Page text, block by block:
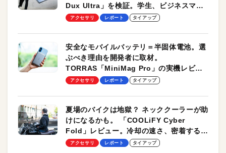
Dux Ultra」を検証。学生、ビジネスマン
のモバイルユースに最適！
アクセサリ レポート タイアップ
安全なモバイルバッテリ＝半固体電池。選
ぶべき理由を開発者に取材。
TORRAS「MiniMag Pro」の実機レビュ
ーも
アクセサリ レポート タイアップ
夏場のバイクは地獄？ ネッククーラーが助
けになるかも。 「COOLiFY Cyber
Fold」レビュー。冷却の速さ、密着する冷
却プレート、シンプルな操作性がグッド！
アクセサリ レポート タイアップ